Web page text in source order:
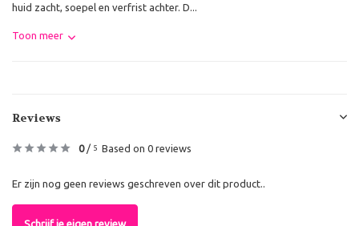
huid zacht, soepel en verfrist achter. D...
Toon meer
Reviews
0/ 5 Based on 0 reviews
Er zijn nog geen reviews geschreven over dit product..